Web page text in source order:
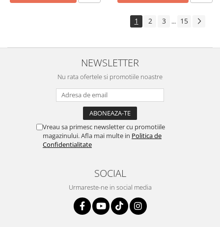
1 2 3 ... 15
NEWSLETTER
Nu rata ofertele si promotiile noastre
Vreau sa primesc newsletter cu promotiile
magazinului. Afla mai multe in Politica de
Confidentialitate
SOCIAL
Urmareste-ne in social media